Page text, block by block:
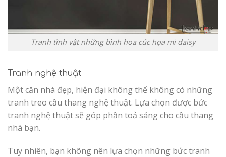
Tranh tĩnh vật những bình hoa cúc họa mi daisy
Tranh nghệ thuật
Một căn nhà đẹp, hiện đại không thể không có những
tranh treo cầu thang nghệ thuật. Lựa chọn được bức
tranh nghệ thuật sẽ góp phần toả sáng cho cầu thang
nhà bạn.
Tuy nhiên, bạn không nên lựa chọn những bức tranh